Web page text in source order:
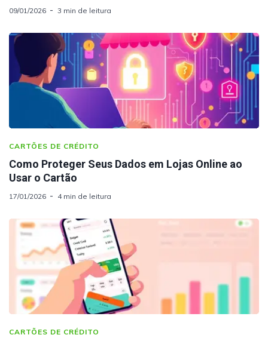
09/01/2026 3 min de leitura
CARTÕES DE CRÉDITO
Como Proteger Seus Dados em Lojas Online ao
Usar o Cartão
17/01/2026 4 min de leitura
CARTÕES DE CRÉDITO